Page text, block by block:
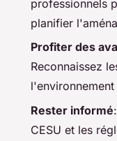
professionnels
planifier
Profiter des
Reconnaissez
Rester informé
CESU et les